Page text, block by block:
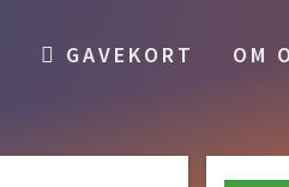
GAVEKORT OM
Gratis
#1.5 Lidt